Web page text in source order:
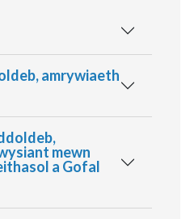
amrywiaeth
mewn
a Gofal